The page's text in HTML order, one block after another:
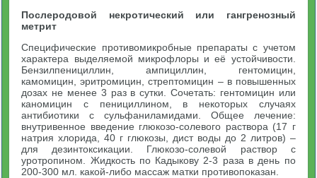
Послеродовой некротический или гангренозный
метрит
Специфические противомикробные препараты с учетом
характера выделяемой микрофлоры и её устойчивости.
Бензилпенициллин, ампициллин, гентомицин,
камомицин, эритромицин, стрептомицин – в повышенных
дозах не менее 3 раз в сутки. Сочетать: гентомицин или
каномицин с пенициллином, в некоторых случаях
антибиотики с сульфаниламидами. Общее лечение:
внутривенное введение глюкозо-солевого раствора (17 г
натрия хлорида, 40 г глюкозы, дист воды до 2 литров) –
для дезинтоксикации. Глюкозо-солевой раствор с
уротропином. Жидкость по Кадыкову 2-3 раза в день по
200-300 мл. какой-либо массаж матки противопоказан.